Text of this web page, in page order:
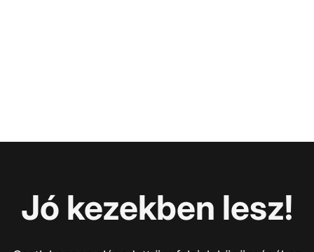
Jó kezekben lesz!